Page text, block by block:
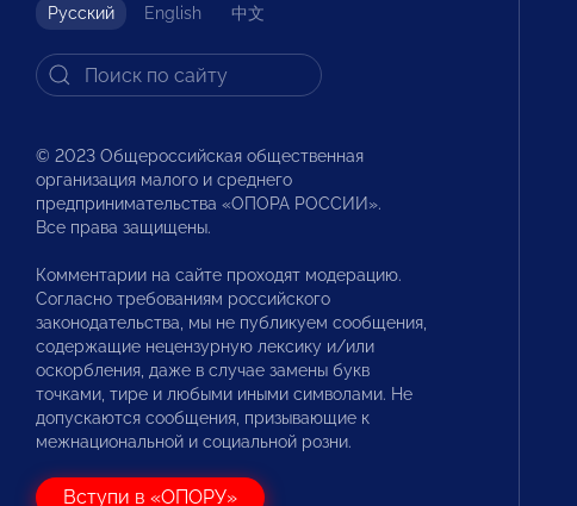
Русский English 中文
© 2023 Общероссийская общественная
организация малого и среднего
предпринимательства «ОПОРА РОССИИ».
Все права защищены.
Комментарии на сайте проходят модерацию.
Согласно требованиям российского
законодательства, мы не публикуем сообщения,
содержащие нецензурную лексику и/или
оскорбления, даже в случае замены букв
точками, тире и любыми иными символами. Не
допускаются сообщения, призывающие к
межнациональной и социальной розни.
Вступи в «ОПОРУ»